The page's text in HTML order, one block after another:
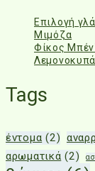
Επιλογή
Μιμόζα
Φίκος
Tags
έντομα (2)
αρωματικά (2)